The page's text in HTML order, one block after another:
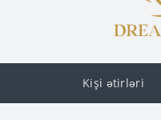
Kişi ətirləri